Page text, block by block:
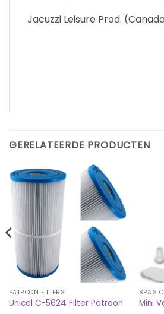
Jacuzzi Leisure Prod.
GERELATEERDE PRODUCTEN
PATROON FILTERS
Unicel C-5624 Filter Patroon
SPA'S
Mini